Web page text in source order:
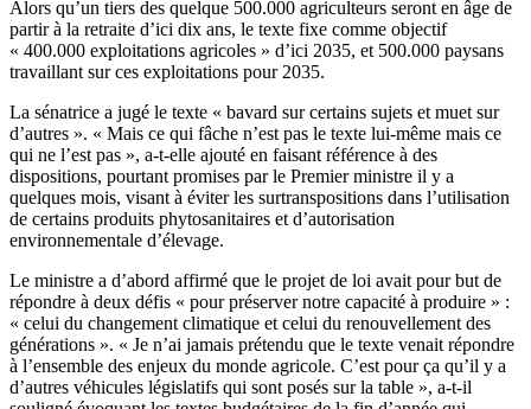
Alors qu’un tiers des quelque 500.000 agriculteurs seront en âge de
partir à la retraite d’ici dix ans, le texte fixe comme objectif
« 400.000 exploitations agricoles » d’ici 2035, et 500.000 paysans
travaillant sur ces exploitations pour 2035.
La sénatrice a jugé le texte « bavard sur certains sujets et muet sur
d’autres ». « Mais ce qui fâche n’est pas le texte lui-même mais ce
qui ne l’est pas », a-t-elle ajouté en faisant référence à des
dispositions, pourtant promises par le Premier ministre il y a
quelques mois, visant à éviter les surtranspositions dans l’utilisation
de certains produits phytosanitaires et d’autorisation
environnementale d’élevage.
Le ministre a d’abord affirmé que le projet de loi avait pour but de
répondre à deux défis « pour préserver notre capacité à produire » :
« celui du changement climatique et celui du renouvellement des
générations ». « Je n’ai jamais prétendu que le texte venait répondre
à l’ensemble des enjeux du monde agricole. C’est pour ça qu’il y a
d’autres véhicules législatifs qui sont posés sur la table », a-t-il